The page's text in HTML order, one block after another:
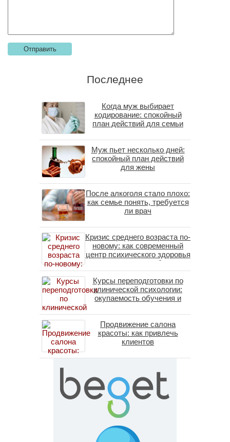
Последнее
Когда муж выбирает
кодирование: спокойный
план действий для семьи
Муж пьет несколько дней:
спокойный план действий
для жены
После алкоголя стало плохо:
как семье понять, требуется
ли врач
Кризис среднего возраста по-
новому: как современный
центр психического здоровья
помогает пересобрать
личность без таблеток
(методы ДПДГ и КПТ)
Курсы переподготовки по
клинической психологии:
окупаемость обучения и
специалистов в 2026 году
Продвижение салона
красоты: как привлечь
клиентов